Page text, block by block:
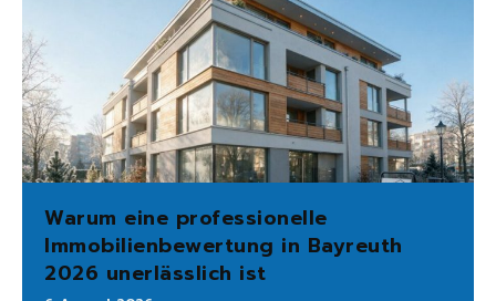
Warum eine professionelle
Immobilienbewertung in Bayreuth
2026 unerlässlich ist